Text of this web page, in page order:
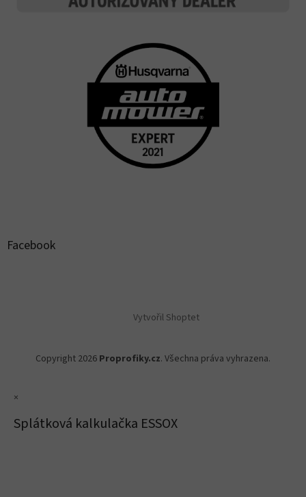
Facebook
Vytvořil Shoptet
Copyright 2026 Proprofiky.cz. Všechna práva vyhrazena.
×
Splátková kalkulačka ESSOX